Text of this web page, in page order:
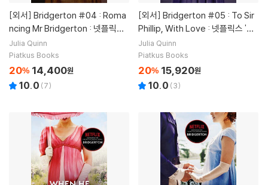
[외서]
ncing Mr Bridgerton : 넷플릭스
'브리저튼' 원작소설
Julia Quinn
Piatkus Books
20% 14,400원
10.0 (7)
[외서]
Phillip, With Love : 넷플릭스 '브
리저튼' 원작소설
Julia Quinn
Piatkus Books
20% 15,920원
10.0 (3)